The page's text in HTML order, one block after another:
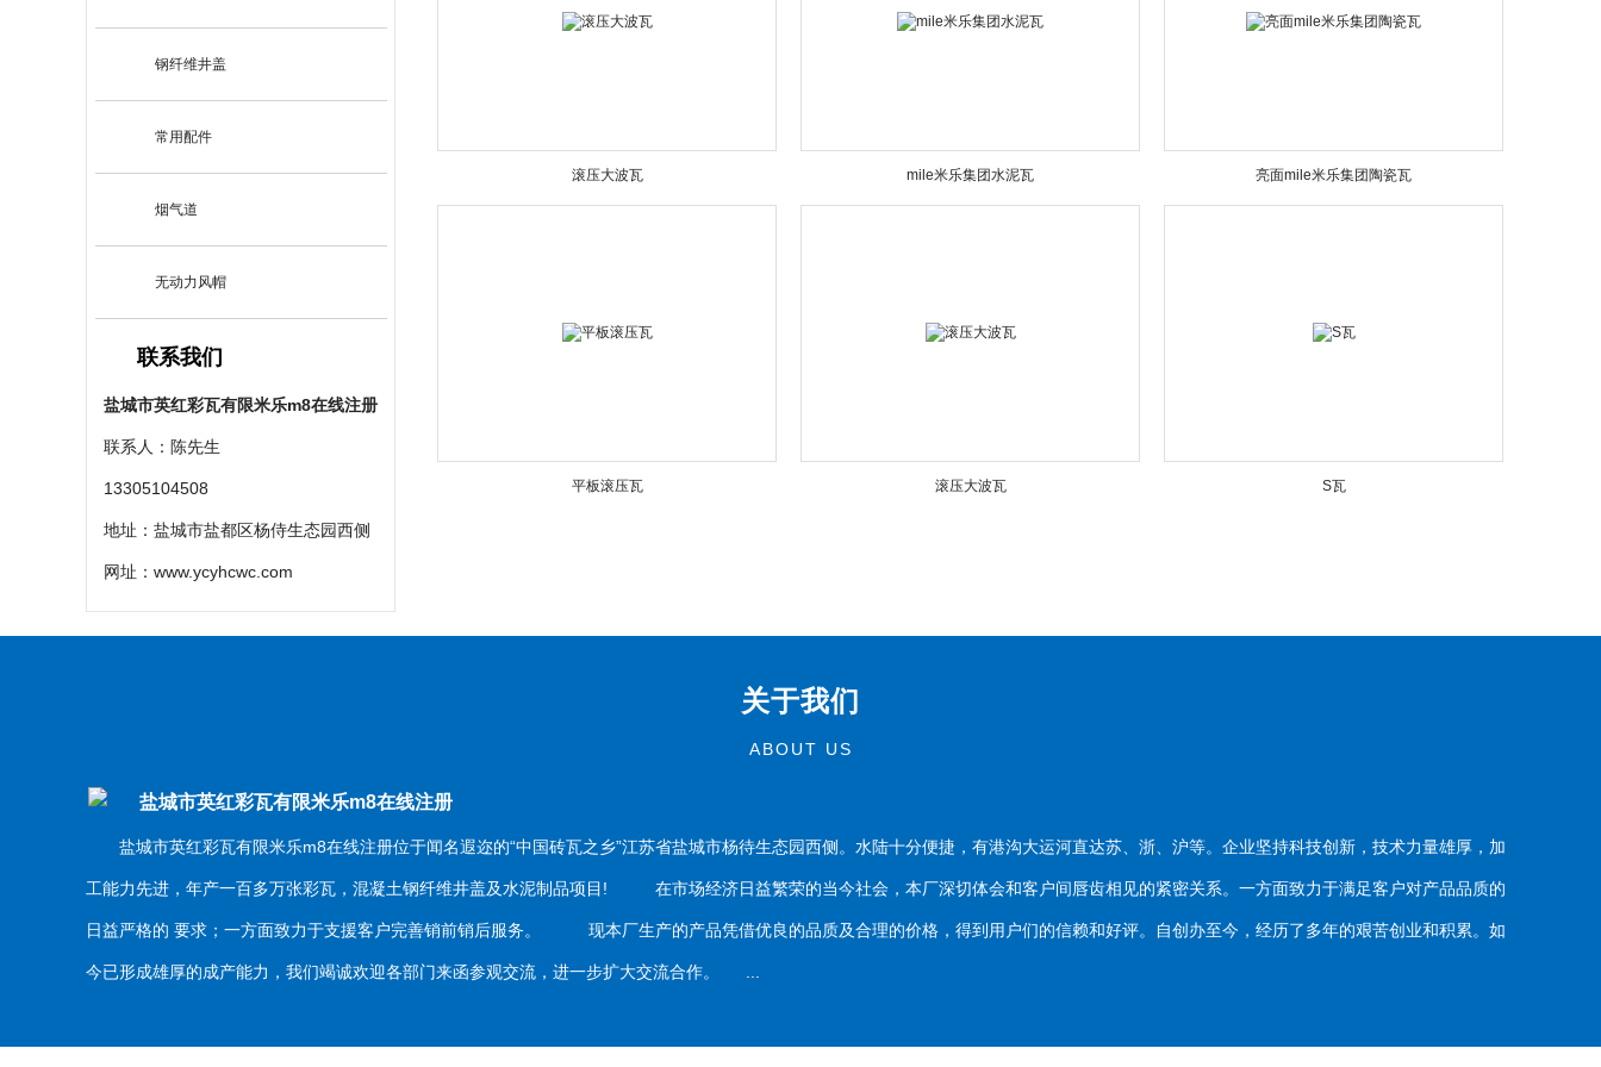
钢纤维井盖
常用配件
烟气道
无动力风帽
联系我们
盐城市英红彩瓦有限米乐m8在线注册
联系人：陈先生
13305104508
地址：盐城市盐都区杨侍生态园西侧
网址： www.ycyhcwc.com
滚压大波瓦 mile米乐集团水泥瓦 亮面mile米乐集团陶瓷瓦
平板滚压瓦 滚压大波瓦 S瓦
关于我们
ABOUT US
盐城市英红彩瓦有限米乐m8在线注册
盐城市英红彩瓦有限米乐m8在线注册位于闻名遐迩的“中国砖瓦之乡”江苏省盐城市杨待生态园西侧。水陆十分便捷，有港沟大运河直达苏、浙、沪等。企业坚持科技创新，技术力量雄厚，加
工能力先进，年产一百多万张彩瓦，混凝土钢纤维井盖及水泥制品项目! 在市场经济日益繁荣的当今社会，本厂深切体会和客户间唇齿相见的紧密关系。一方面致力于满足客户对产品品质的
日益严格的 要求；一方面致力于支援客户完善销前销后服务。 现本厂生产的产品凭借优良的品质及合理的价格，得到用户们的信赖和好评。自创办至今，经历了多年的艰苦创业和积累。如
今已形成雄厚的成产能力，我们竭诚欢迎各部门来函参观交流，进一步扩大交流合作。 ...